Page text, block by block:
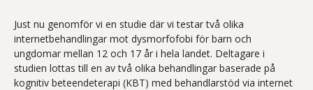
Just nu genomför vi en studie där vi testar två olika
internetbehandlingar mot dysmorfofobi för barn och
ungdomar mellan 12 och 17 år i hela landet. Deltagare i
studien lottas till en av två olika behandlingar baserade på
kognitiv beteendeterapi (KBT) med behandlarstöd via internet